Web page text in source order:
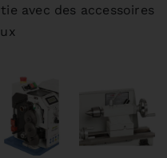
avec des accessoires